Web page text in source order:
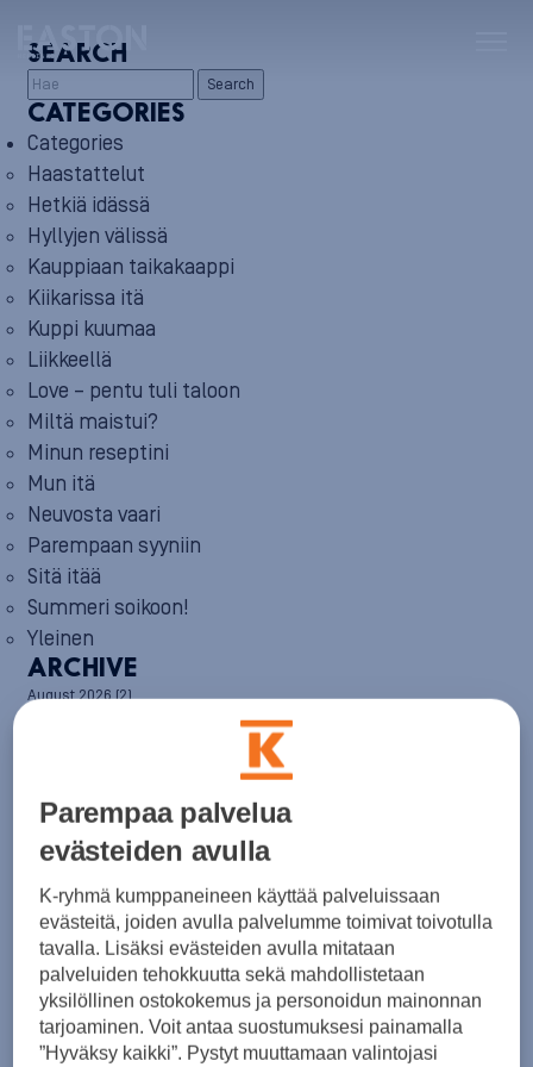
SEARCH
Search
CATEGORIES
Categories
Haastattelut
Hetkiä idässä
Hyllyjen välissä
Kauppiaan taikakaappi
Kiikarissa itä
Kuppi kuumaa
Liikkeellä
Love – pentu tuli taloon
Miltä maistui?
Minun reseptini
Mun itä
Neuvosta vaari
Parempaan syyniin
Sitä itää
Summeri soikoon!
Yleinen
ARCHIVE
August 2026(2)
March 2026(8)
February 2026
(5)
January 2026(6)
December 2025
November 2025
(7)
October 2025(8)
September 2025(5)
August 2025(6)
July 2025(7)
June 2025(7)
May 2025(6)
Parempaa palvelua
evästeiden avulla
K-ryhmä kumppaneineen käyttää palveluissaan
evästeitä, joiden avulla palvelumme toimivat toivotulla
tavalla. Lisäksi evästeiden avulla mitataan
palveluiden tehokkuutta sekä mahdollistetaan
yksilöllinen ostokokemus ja personoidun mainonnan
tarjoaminen. Voit antaa suostumuksesi painamalla
”Hyväksy kaikki”. Pystyt muuttamaan valintojasi